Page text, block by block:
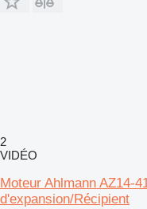
2
VIDÉO
Moteur Ahlmann AZ14-
d'expansion/Récipient